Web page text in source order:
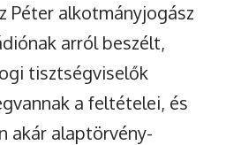
Péter alkotmányjogász
arról beszélt,
tisztségviselők
a feltételei, és
akár alaptörvény-